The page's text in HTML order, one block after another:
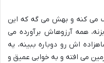
می کنه و بهش می گه که این
همه آرزوهاش برآورده می
اش رو دوباره ببینه، یه
می افته و به خوابی عمیق و